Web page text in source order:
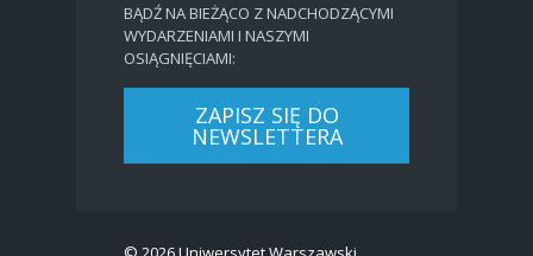
BĄDŹ NA BIEŻĄCO Z NADCHODZĄCYMI
WYDARZENIAMI I NASZYMI
OSIĄGNIĘCIAMI:
ZAPISZ SIĘ DO
NEWSLETTERA